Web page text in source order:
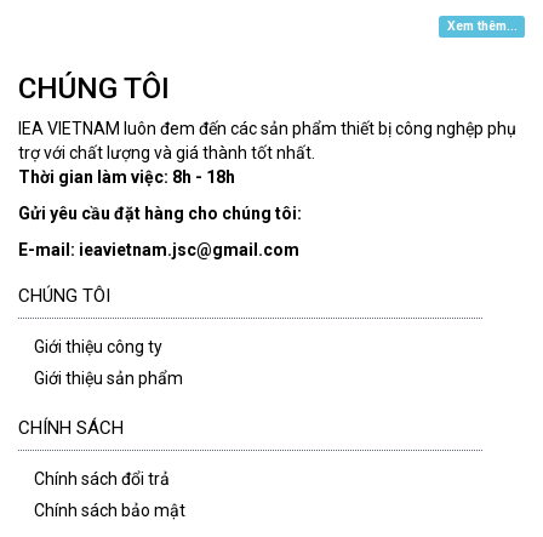
Xem thêm...
CHÚNG TÔI
IEA VIETNAM luôn đem đến các sản phẩm thiết bị công nghệp phụ
trợ với chất lượng và giá thành tốt nhất.
Thời gian làm việc: 8h - 18h
Gửi yêu cầu đặt hàng cho chúng tôi:
E-mail: ieavietnam.jsc@gmail.com
CHÚNG TÔI
Giới thiệu công ty
Giới thiệu sản phẩm
CHÍNH SÁCH
Chính sách đổi trả
Chính sách bảo mật